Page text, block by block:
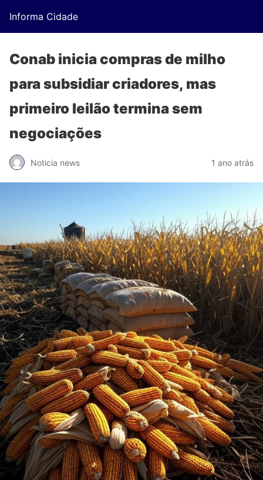
Informa Cidade
Conab inicia compras de milho
para subsidiar criadores, mas
primeiro leilão termina sem
negociações
Noticia news 1 ano atrás